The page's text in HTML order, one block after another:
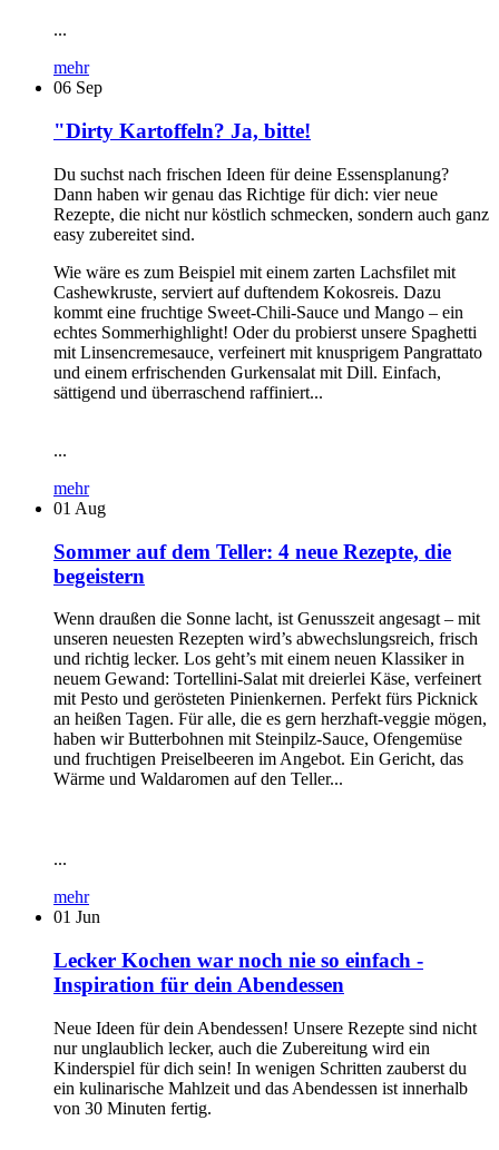
...
mehr
06 Sep
"Dirty Kartoffeln? Ja, bitte!
Du suchst nach frischen Ideen für deine Essensplanung?
Dann haben wir genau das Richtige für dich: vier neue
Rezepte, die nicht nur köstlich schmecken, sondern auch ganz
easy zubereitet sind.
Wie wäre es zum Beispiel mit einem zarten Lachsfilet mit
Cashewkruste, serviert auf duftendem Kokosreis. Dazu
kommt eine fruchtige Sweet-Chili-Sauce und Mango – ein
echtes Sommerhighlight! Oder du probierst unsere Spaghetti
mit Linsencremesauce, verfeinert mit knusprigem Pangrattato
und einem erfrischenden Gurkensalat mit Dill. Einfach,
sättigend und überraschend raffiniert...
...
mehr
01 Aug
Sommer auf dem Teller: 4 neue Rezepte, die
begeistern
Wenn draußen die Sonne lacht, ist Genusszeit angesagt – mit
unseren neuesten Rezepten wird’s abwechslungsreich, frisch
und richtig lecker. Los geht’s mit einem neuen Klassiker in
neuem Gewand: Tortellini-Salat mit dreierlei Käse, verfeinert
mit Pesto und gerösteten Pinienkernen. Perfekt fürs Picknick
an heißen Tagen. Für alle, die es gern herzhaft-veggie mögen,
haben wir Butterbohnen mit Steinpilz-Sauce, Ofengemüse
und fruchtigen Preiselbeeren im Angebot. Ein Gericht, das
Wärme und Waldaromen auf den Teller...
...
mehr
01 Jun
Lecker Kochen war noch nie so einfach -
Inspiration für dein Abendessen
Neue Ideen für dein Abendessen! Unsere Rezepte sind nicht
nur unglaublich lecker, auch die Zubereitung wird ein
Kinderspiel für dich sein! In wenigen Schritten zauberst du
ein kulinarische Mahlzeit und das Abendessen ist innerhalb
von 30 Minuten fertig.